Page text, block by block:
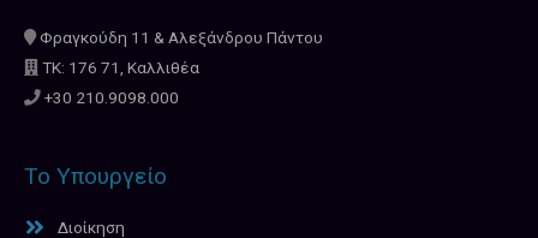
Φραγκούδη 11 & Αλεξάνδρου Πάντου
ΤΚ: 176 71, Καλλιθέα
+30 210.9098.000
Το Υπουργείο
Διοίκηση